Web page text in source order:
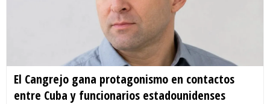
El Cangrejo gana protagonismo en contactos
entre Cuba y funcionarios estadounidenses